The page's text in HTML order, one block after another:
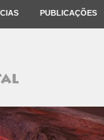
PUBLICAÇÕES